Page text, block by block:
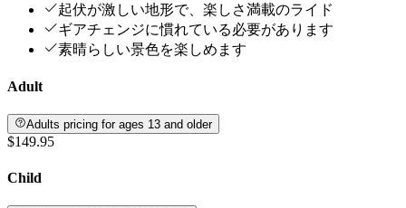
起伏が激しい地形で、楽しさ満載のライド
ギアチェンジに慣れている必要があります
素晴らしい景色を楽しめます
Adult
Adults pricing for ages 13 and older
$149.95
Child